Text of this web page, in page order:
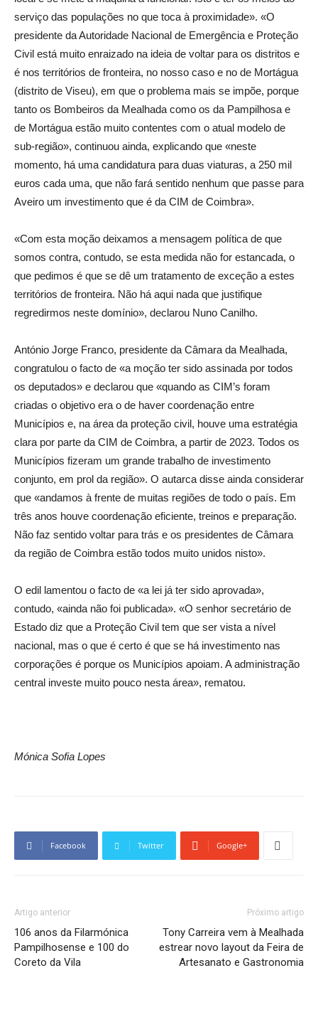
serviço das populações no que toca à proximidade». «O
presidente da Autoridade Nacional de Emergência e Proteção
Civil está muito enraizado na ideia de voltar para os distritos e
é nos territórios de fronteira, no nosso caso e no de Mortágua
(distrito de Viseu), em que o problema mais se impõe, porque
tanto os Bombeiros da Mealhada como os da Pampilhosa e
de Mortágua estão muito contentes com o atual modelo de
sub-região», continuou ainda, explicando que «neste
momento, há uma candidatura para duas viaturas, a 250 mil
euros cada uma, que não fará sentido nenhum que passe para
Aveiro um investimento que é da CIM de Coimbra».
«Com esta moção deixamos a mensagem política de que
somos contra, contudo, se esta medida não for estancada, o
que pedimos é que se dê um tratamento de exceção a estes
territórios de fronteira. Não há aqui nada que justifique
regredirmos neste domínio», declarou Nuno Canilho.
António Jorge Franco, presidente da Câmara da Mealhada,
congratulou o facto de «a moção ter sido assinada por todos
os deputados» e declarou que «quando as CIM’s foram
criadas o objetivo era o de haver coordenação entre
Municípios e, na área da proteção civil, houve uma estratégia
clara por parte da CIM de Coimbra, a partir de 2023. Todos os
Municípios fizeram um grande trabalho de investimento
conjunto, em prol da região». O autarca disse ainda considerar
que «andamos à frente de muitas regiões de todo o país. Em
três anos houve coordenação eficiente, treinos e preparação.
Não faz sentido voltar para trás e os presidentes de Câmara
da região de Coimbra estão todos muito unidos nisto».
O edil lamentou o facto de «a lei já ter sido aprovada»,
contudo, «ainda não foi publicada». «O senhor secretário de
Estado diz que a Proteção Civil tem que ser vista a nível
nacional, mas o que é certo é que se há investimento nas
corporações é porque os Municípios apoiam. A administração
central investe muito pouco nesta área», rematou.
Mónica Sofia Lopes
Facebook Twitter Google+
Artigo anterior
106 anos da Filarmónica
Pampilhosense e 100 do
Coreto da Vila
Próximo artigo
Tony Carreira vem à Mealhada
estrear novo layout da Feira de
Artesanato e Gastronomia